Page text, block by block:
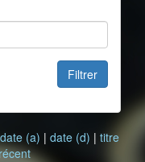
Filtrer
date (a) | date (d) | titre